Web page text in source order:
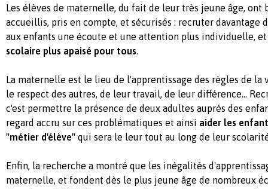
Les élèves de maternelle, du fait de leur très jeune âge, ont
accueillis, pris en compte, et sécurisés : recruter davantage
aux enfants une écoute et une attention plus individuelle,
scolaire plus apaisé pour tous.
La maternelle est le lieu de l'apprentissage des règles de
le respect des autres, de leur travail, de leur différence...
c'est permettre la présence de deux adultes auprès des
regard accru sur ces problématiques et ainsi aider les
"métier d'élève" qui sera le leur tout au long de leur
Enfin, la recherche a montré que les inégalités
maternelle, et fondent dès le plus jeune âge de nombreux